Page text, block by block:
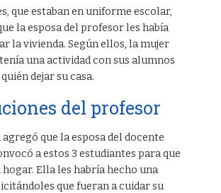
que estaban en uniforme escolar,
la esposa del profesor les había
la vivienda. Según ellos, la mujer
una actividad con sus alumnos
dejar su casa.
del profesor
que la esposa del docente
a estos 3 estudiantes para que
Ella les habría hecho una
que fueran a cuidar su